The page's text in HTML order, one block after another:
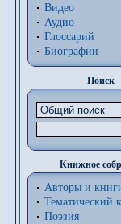
Видео
Аудио
Глоссарий
Биографии
Поиск
Книжное
Авторы и
Тематический
Поэзия